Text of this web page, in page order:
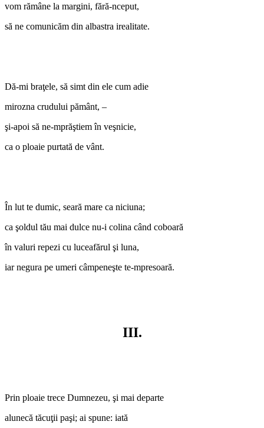
vom rămâne la margini, fără-nceput,
să ne comunicăm din albastra irealitate.
Dă-mi braţele, să simt din ele cum adie
mirozna crudului pământ, –
şi-apoi să ne-mprăştiem în veşnicie,
ca o ploaie purtată de vânt.
În lut te dumic, seară mare ca niciuna;
ca şoldul tău mai dulce nu-i colina când coboară
în valuri repezi cu luceafărul şi luna,
iar negura pe umeri câmpeneşte te-mpresoară.
III.
Prin ploaie trece Dumnezeu, şi mai departe
alunecă tăcuţii paşi; ai spune: iată